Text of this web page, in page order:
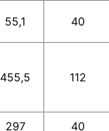
55,1 40
455,5 112
297 40